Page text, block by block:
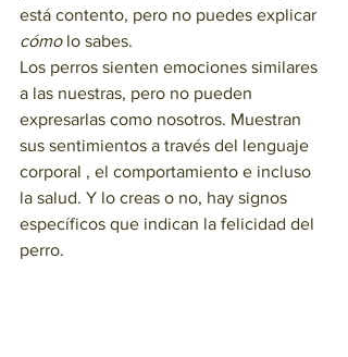
está contento, pero no puedes explicar
cómo lo sabes.
Los perros sienten emociones similares
a las nuestras, pero no pueden
expresarlas como nosotros. Muestran
sus sentimientos a través del lenguaje
corporal , el comportamiento e incluso
la salud. Y lo creas o no, hay signos
específicos que indican la felicidad del
perro.